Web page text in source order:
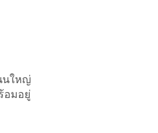
นใหญ่
อมอยู่